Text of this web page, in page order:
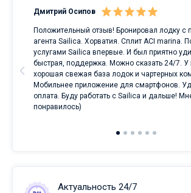
Дмитрий Осипов
Положительный отзыв! Бронировал лодку
агента Sailica. Хорватия. Сплит ACI marina.
услугами Sailica впервые. И был приятно
быстрая, поддержка. Можно сказать 24/7. У
хорошая свежая база лодок и чартерных
Мобильнее приложение для смартфонов.
оплата. Буду работать с Sailica и дальше!
понравилось)
Актуальность 24/7